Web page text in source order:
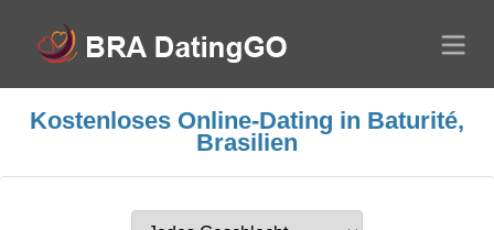
Kostenloses Online-Dating in Baturité,
Brasilien